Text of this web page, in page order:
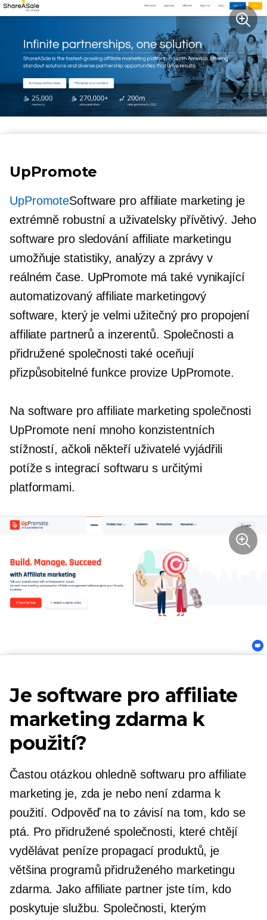
UpPromote
UpPromoteSoftware pro affiliate marketing je
extrémně robustní a uživatelsky přívětivý. Jeho
software pro sledování affiliate marketingu
umožňuje statistiky, analýzy a zprávy v
reálném čase. UpPromote má také vynikající
automatizovaný affiliate marketingový
software, který je velmi užitečný pro propojení
affiliate partnerů a inzerentů. Společnosti a
přidružené společnosti také oceňují
přizpůsobitelné funkce provize UpPromote.
Na software pro affiliate marketing společnosti
UpPromote není mnoho konzistentních
stížností, ačkoli někteří uživatelé vyjádřili
potíže s integrací softwaru s určitými
platformami.
Je software pro affiliate
marketing zdarma k
použití?
Častou otázkou ohledně softwaru pro affiliate
marketing je, zda je nebo není zdarma k
použití. Odpověď na to závisí na tom, kdo se
ptá. Pro přidružené společnosti, které chtějí
vydělávat peníze propagací produktů, je
většina programů přidruženého marketingu
zdarma. Jako affiliate partner jste tím, kdo
poskytuje službu. Společnosti, kterým